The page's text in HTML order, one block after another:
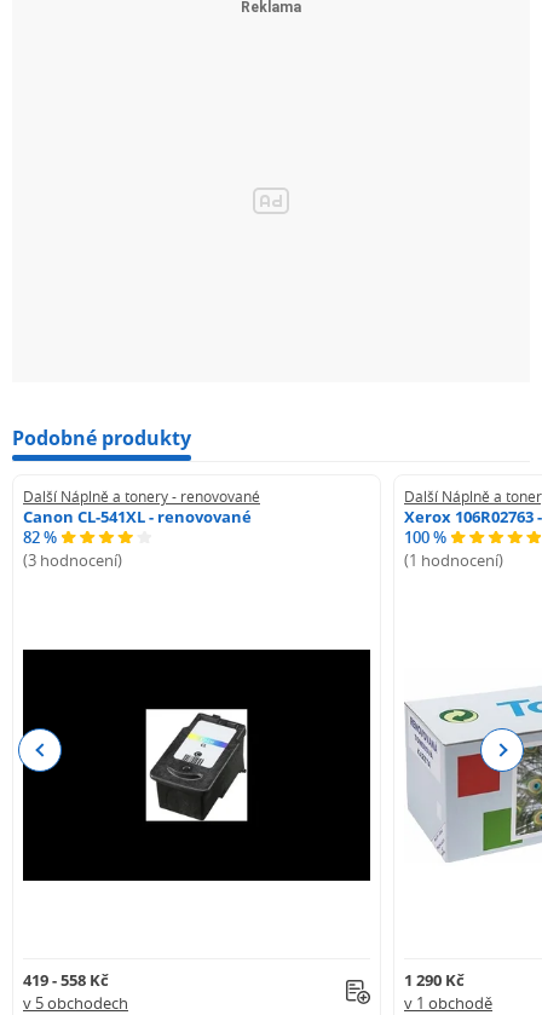
Podobné produkty
Další Náplně a tonery - renovované
Canon CL-541XL - renovované
82 %
(3 hodnocení)
419 - 558 Kč
v 5 obchodech
Další Náplně a
Xerox
100 %
(1 hodnocení)
1 290 Kč
v 1 obchodě
Previous Next